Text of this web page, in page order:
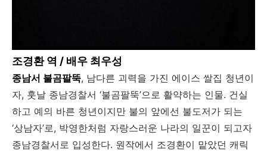
조경환 역 / 배우 최우성
종남서 불곰팔뚝, 남다른 괴력을 가진 에이스 쌀집 청년이
자, 훗날 종남경찰서 ‘불곰팔뚝’으로 활약하는 인물. 건실
하고 예의 바른 청년이지만 불의 앞에선 불도저가 되는
‘상남자’로, 박영한처럼 자랑스러운 나라의 일꾼이 되고자
종남경찰서로 입성한다. 원작에서 조경환이 맡았던 캐릭